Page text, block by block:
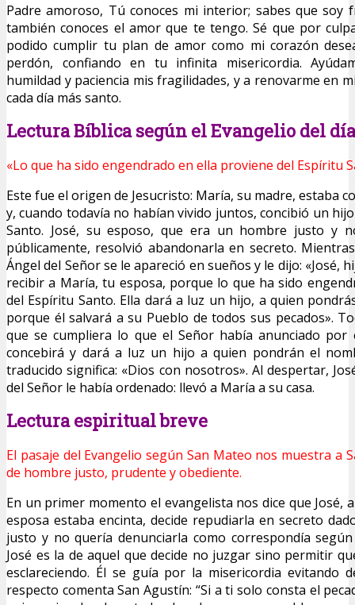
Padre amoroso, Tú conoces mi interior; sabes que soy
también conoces el amor que te tengo. Sé que por
podido cumplir tu plan de amor como mi corazón
perdón, confiando en tu infinita misericordia.
humildad y paciencia mis fragilidades, y a renovarme en
cada día más santo.
Lectura Bíblica según el Evangelio del día
«Lo que ha sido engendrado en ella proviene del Espíritu
Este fue el origen de Jesucristo: María, su madre, estaba
y, cuando todavía no habían vivido juntos, concibió un
Santo. José, su esposo, que era un hombre justo y
públicamente, resolvió abandonarla en secreto.
Ángel del Señor se le apareció en sueños y le dijo: «José,
recibir a María, tu esposa, porque lo que ha sido
del Espíritu Santo. Ella dará a luz un hijo, a quien
porque él salvará a su Pueblo de todos sus pecados».
que se cumpliera lo que el Señor había anunciado por
concebirá y dará a luz un hijo a quien pondrán el
traducido significa: «Dios con nosotros». Al despertar,
del Señor le había ordenado: llevó a María a su casa.
Lectura espiritual breve
El pasaje del Evangelio según San Mateo nos muestra a
de hombre justo, prudente y obediente.
En un primer momento el evangelista nos dice que José,
esposa estaba encinta, decide repudiarla en secreto
justo y no quería denunciarla como correspondía
José es la de aquel que decide no juzgar sino permitir
esclareciendo. Él se guía por la misericordia evitando
respecto comenta San Agustín: “Si a ti solo consta el